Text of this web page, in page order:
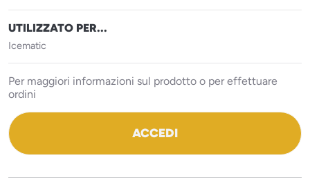
UTILIZZATO PER...
Icematic
Per maggiori informazioni sul prodotto o per effettuare
ordini
ACCEDI